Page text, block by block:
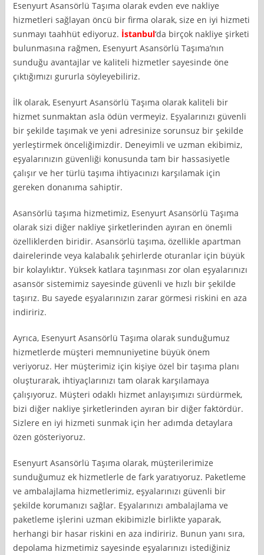
Esenyurt Asansörlü Taşıma olarak evden eve nakliye
hizmetleri sağlayan öncü bir firma olarak, size en iyi hizmeti
sunmayı taahhüt ediyoruz. İstanbul‘da birçok nakliye şirketi
bulunmasına rağmen, Esenyurt Asansörlü Taşıma’nın
sunduğu avantajlar ve kaliteli hizmetler sayesinde öne
çıktığımızı gururla söyleyebiliriz.
İlk olarak, Esenyurt Asansörlü Taşıma olarak kaliteli bir
hizmet sunmaktan asla ödün vermeyiz. Eşyalarınızı güvenli
bir şekilde taşımak ve yeni adresinize sorunsuz bir şekilde
yerleştirmek önceliğimizdir. Deneyimli ve uzman ekibimiz,
eşyalarınızın güvenliği konusunda tam bir hassasiyetle
çalışır ve her türlü taşıma ihtiyacınızı karşılamak için
gereken donanıma sahiptir.
Asansörlü taşıma hizmetimiz, Esenyurt Asansörlü Taşıma
olarak sizi diğer nakliye şirketlerinden ayıran en önemli
özelliklerden biridir. Asansörlü taşıma, özellikle apartman
dairelerinde veya kalabalık şehirlerde oturanlar için büyük
bir kolaylıktır. Yüksek katlara taşınması zor olan eşyalarınızı
asansör sistemimiz sayesinde güvenli ve hızlı bir şekilde
taşırız. Bu sayede eşyalarınızın zarar görmesi riskini en aza
indiririz.
Ayrıca, Esenyurt Asansörlü Taşıma olarak sunduğumuz
hizmetlerde müşteri memnuniyetine büyük önem
veriyoruz. Her müşterimiz için kişiye özel bir taşıma planı
oluşturarak, ihtiyaçlarınızı tam olarak karşılamaya
çalışıyoruz. Müşteri odaklı hizmet anlayışımızı sürdürmek,
bizi diğer nakliye şirketlerinden ayıran bir diğer faktördür.
Sizlere en iyi hizmeti sunmak için her adımda detaylara
özen gösteriyoruz.
Esenyurt Asansörlü Taşıma olarak, müşterilerimize
sunduğumuz ek hizmetlerle de fark yaratıyoruz. Paketleme
ve ambalajlama hizmetlerimiz, eşyalarınızı güvenli bir
şekilde korumanızı sağlar. Eşyalarınızı ambalajlama ve
paketleme işlerini uzman ekibimizle birlikte yaparak,
herhangi bir hasar riskini en aza indiririz. Bunun yanı sıra,
depolama hizmetimiz sayesinde eşyalarınızı istediğiniz